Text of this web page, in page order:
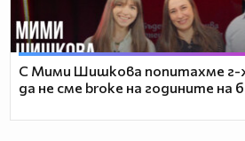
С Мими Шишкова попитахме г-
да не сме broke на годините на